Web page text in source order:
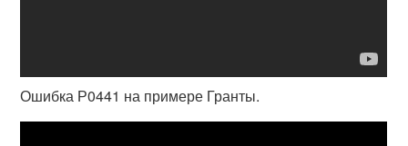
Ошибка Р0441 на примере Гранты.